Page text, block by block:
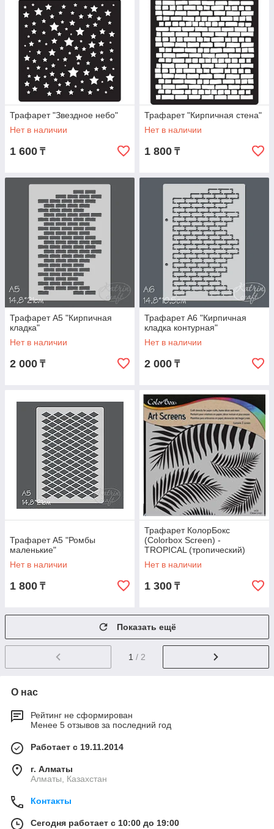
Трафарет "Звездное небо"
Нет в наличии
1 600 ₸
Трафарет "Кирпичная стена"
Нет в наличии
1 800 ₸
Трафарет А5 "Кирпичная
кладка"
Нет в наличии
2 000 ₸
Трафарет А6 "Кирпичная
кладка контурная"
Нет в наличии
2 000 ₸
Трафарет А5 "Ромбы
маленькие"
Нет в наличии
1 800 ₸
Трафарет КолорБокс
(Colorbox Screen) -
TROPICAL (тропический)
Нет в наличии
1 300 ₸
Показать ещё
1 / 2
О нас
Рейтинг не сформирован
Менее 5 отзывов за последний год
Работает с 19.11.2014
г. Алматы
Алматы, Казахстан
Контакты
Сегодня работает с 10:00 до 19:00